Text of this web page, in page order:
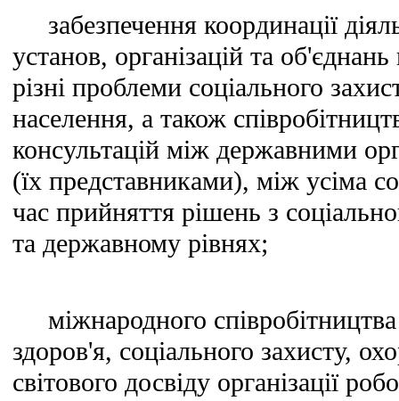
забезпечення координації
установ, організацій та
різні проблеми соціального
населення, а також
консультацій між державними
(їх представниками), між усіма
час прийняття рішень з
та державному рівнях;
міжнародного
здоров'я, соціального захисту,
світового досвіду організації